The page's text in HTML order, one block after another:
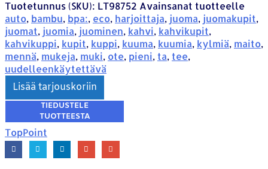
Tuotetunnus (SKU): LT98752 Avainsanat tuotteelle
auto, bambu, bpa:, eco, harjoittaja, juoma, juomakupit,
juomat, juomia, juominen, kahvi, kahvikupit,
kahvikuppi, kupit, kuppi, kuuma, kuumia, kylmiä, maito,
mennä, mukeja, muki, ote, pieni,ta,tee,
uudelleenkäytettävä
Lisää tarjouskoriin
TopPoint